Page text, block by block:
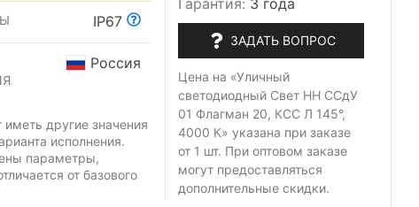
IP67
Россия
другие значения
исполнения.
параметры,
от базового
Гарантия: 3 года
ЗАДАТЬ ВОПРОС
Цена на «Уличный
светодиодный Свет НН ССдУ
01 Флагман 20, КСС Л 145°,
4000 К» указана при заказе
от 1 шт. При оптовом заказе
могут предоставляться
дополнительные скидки.